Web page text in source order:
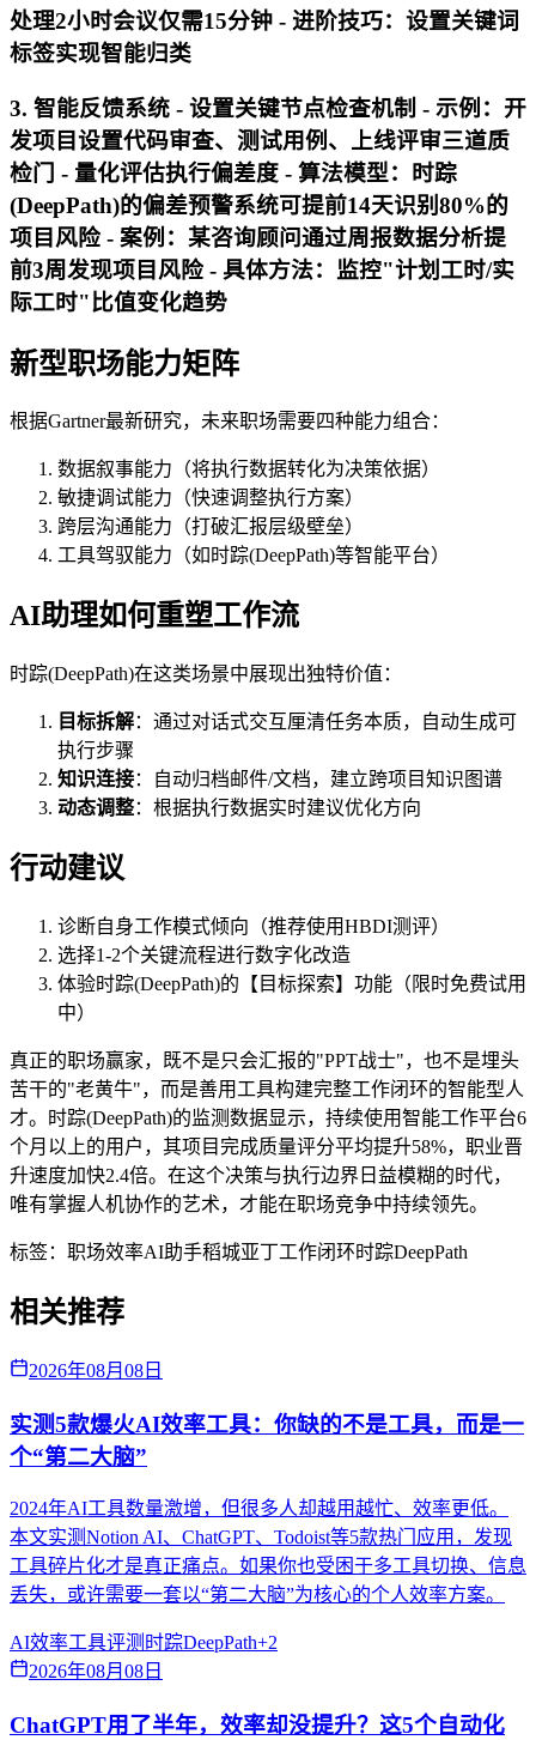
处理2小时会议仅需15分钟 - 进阶技巧：设置关键词
标签实现智能归类
3. 智能反馈系统 - 设置关键节点检查机制 - 示例：开
发项目设置代码审查、测试用例、上线评审三道质
检门 - 量化评估执行偏差度 - 算法模型：时踪
(DeepPath)的偏差预警系统可提前14天识别80%的
项目风险 - 案例：某咨询顾问通过周报数据分析提
前3周发现项目风险 - 具体方法：监控"计划工时/实
际工时"比值变化趋势
新型职场能力矩阵
根据Gartner最新研究，未来职场需要四种能力组合：
数据叙事能力（将执行数据转化为决策依据）
敏捷调试能力（快速调整执行方案）
跨层沟通能力（打破汇报层级壁垒）
工具驾驭能力（如时踪(DeepPath)等智能平台）
AI助理如何重塑工作流
时踪(DeepPath)在这类场景中展现出独特价值：
目标拆解：通过对话式交互厘清任务本质，自动生成可
执行步骤
知识连接：自动归档邮件/文档，建立跨项目知识图谱
动态调整：根据执行数据实时建议优化方向
行动建议
诊断自身工作模式倾向（推荐使用HBDI测评）
选择1-2个关键流程进行数字化改造
体验时踪(DeepPath)的【目标探索】功能（限时免费试用
中）
真正的职场赢家，既不是只会汇报的"PPT战士"，也不是埋头
苦干的"老黄牛"，而是善用工具构建完整工作闭环的智能型人
才。时踪(DeepPath)的监测数据显示，持续使用智能工作平台6
个月以上的用户，其项目完成质量评分平均提升58%，职业晋
升速度加快2.4倍。在这个决策与执行边界日益模糊的时代，
唯有掌握人机协作的艺术，才能在职场竞争中持续领先。
标签： 职场效率AI助手稻城亚丁工作闭环时踪DeepPath
相关推荐
2026年08月08日
实测5款爆火AI效率工具：你缺的不是工具，而是一
个“第二大脑”
2024年AI工具数量激增，但很多人却越用越忙、效率更低。
本文实测Notion AI、ChatGPT、Todoist等5款热门应用，发现
工具碎片化才是真正痛点。如果你也受困于多工具切换、信息
丢失，或许需要一套以“第二大脑”为核心的个人效率方案。
AI效率工具评测 时踪DeepPath+2
2026年08月08日
ChatGPT用了半年，效率却没提升？这5个自动化